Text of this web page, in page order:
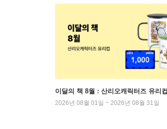
이달의 책 8월 : 산리오캐릭터즈 유리컵
2026년 08월 01일 ~ 2026년 08월 31일